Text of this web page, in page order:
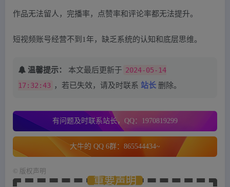
作品无法留人，完播率，点赞率和评论率都无法提升。
短视频账号经营不到1年，缺乏系统的认知和底层思维。
温馨提示： 本文最后更新于 2024-05-14
17:32:43 ，若已失效，请及时联系 站长 删除。
有问题及时联系站长，QQ：1970819299
大牛的 QQ 6群：865544434~
版权声明
重要声明